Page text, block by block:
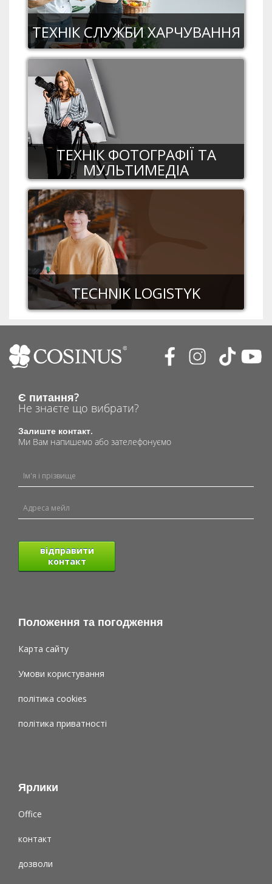
ТЕХНІК СЛУЖБИ ХАРЧУВАННЯ
ТЕХНІК ФОТОГРАФІЇ ТА
МУЛЬТИМЕДІА
TECHNIK LOGISTYK
Є питання?
Не знаєте що вибрати?
Залиште контакт.
Ми Вам напишемо або зателефонуємо
відправити
контакт
Положення та погодження
Карта сайту
Умови користування
політика cookies
політика приватності
Ярлики
Office
контакт
дозволи